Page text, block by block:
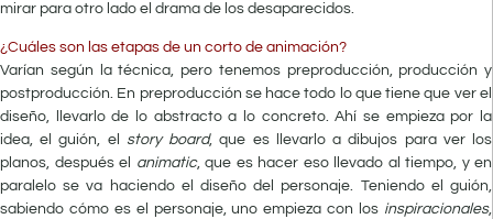
mirar para otro lado el drama de los desaparecidos.
¿Cuáles son las etapas de un corto de animación?
Varían según la técnica, pero tenemos preproducción, producción y
postproducción. En preproducción se hace todo lo que tiene que ver el
diseño, llevarlo de lo abstracto a lo concreto. Ahí se empieza por la
idea, el guión, el story board, que es llevarlo a dibujos para ver los
planos, después el
animatic, que es hacer eso llevado al tiempo, y en
paralelo se va haciendo el diseño del personaje. Teniendo el guión,
sabiendo cómo es el personaje, uno empieza con los inspiracionales,